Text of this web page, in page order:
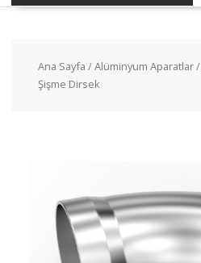
Ana Sayfa /Alüminyum Aparatlar/
Şişme Dirsek